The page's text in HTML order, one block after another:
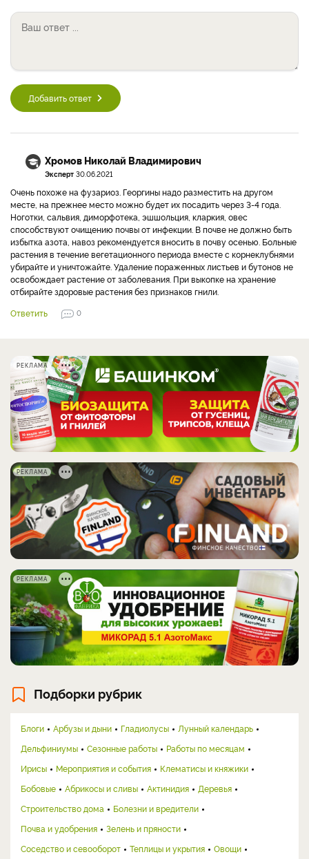
Добавить ответ
Хромов Николай Владимирович
Эксперт 30.06.2021
Очень похоже на фузариоз. Георгины надо разместить на другом
месте, на прежнее место можно будет их посадить через 3-4 года.
Ноготки, сальвия, диморфотека, эшшольция, кларкия, овес
способствуют очищению почвы от инфекции. В почве не должно быть
избытка азота, навоз рекомендуется вносить в почву осенью. Больные
растения в течение вегетационного периода вместе с корнеклубнями
убирайте и уничтожайте. Удаление пораженных листьев и бутонов не
освобождает растение от заболевания. При выкопке на хранение
отбирайте здоровые растения без признаков гнили.
Ответить
0
РЕКЛАМА
РЕКЛАМА
РЕКЛАМА
Подборки рубрик
Блоги Арбузы и дыни Гладиолусы
Лунный календарь
Дельфиниумы
Сезонные работы
Работы по месяцам
Ирисы
Мероприятия и события
Клематисы и княжики
Бобовые
Абрикосы и сливы Актинидия
Деревья
Строительство дома
Болезни и вредители
Почва и удобрения
Зелень и пряности
Соседство и севооборот
Теплицы и укрытия
Овощи